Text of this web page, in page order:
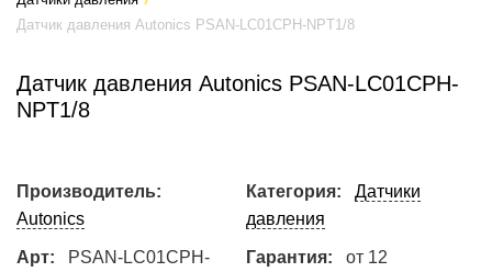
Датчик давления Autonics PSAN-LC01CPH-NPT1/8
Датчик давления Autonics PSAN-LC01CPH-
NPT1/8
Производитель:
Autonics
Категория:
Датчики
давления
Арт:
PSAN-LC01CPH-
Гарантия:
от 12